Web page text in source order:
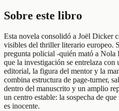
Sobre este libro
Esta novela consolidó a Joël Dicker
visibles del thriller literario europeo.
pregunta policial -quién mató a Nola
que la investigación se entrelaza
editorial, la figura del mentor y la
combina estructura de page-turner,
dentro del manuscrito y un amplio
un centro estable: la sospecha de
es inocente.